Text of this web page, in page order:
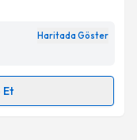
ilişkin
belirtilen
Haritada Göster
Et